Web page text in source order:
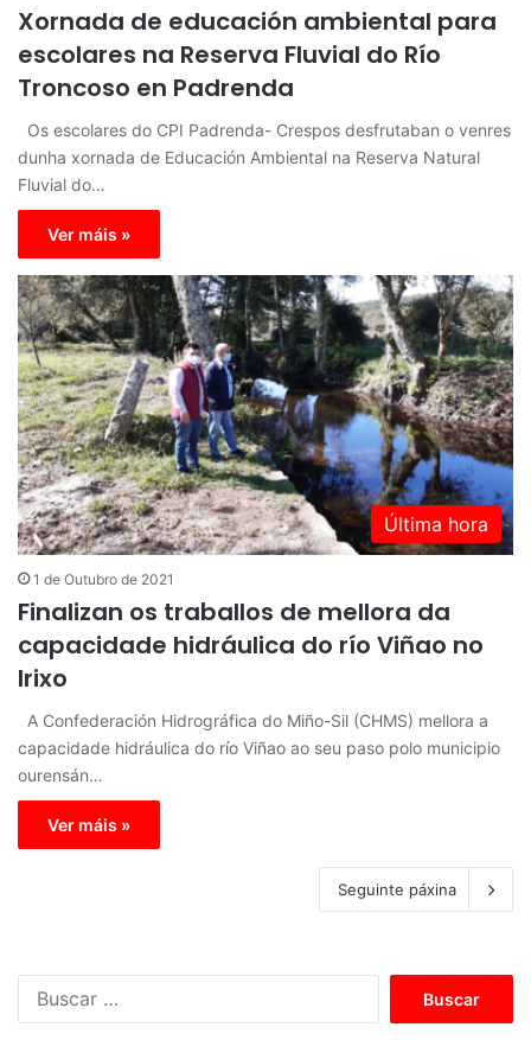
Xornada de educación ambiental para
escolares na Reserva Fluvial do Río
Troncoso en Padrenda
Os escolares do CPI Padrenda- Crespos desfrutaban o venres
dunha xornada de Educación Ambiental na Reserva Natural
Fluvial do…
Ver máis »
Última hora
1 de Outubro de 2021
Finalizan os traballos de mellora da
capacidade hidráulica do río Viñao no
Irixo
A Confederación Hidrográfica do Miño-Sil (CHMS) mellora a
capacidade hidráulica do río Viñao ao seu paso polo municipio
ourensán…
Ver máis »
Seguinte páxina